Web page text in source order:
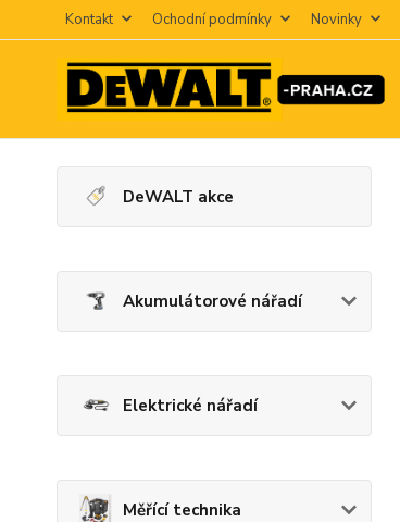
Kontakt Ochodní podmínky Novinky
DeWALT akce
Akumulátorové nářadí
Elektrické nářadí
Měřící technika